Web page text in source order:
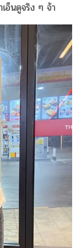
อ็นดูจริง ๆ จ้า